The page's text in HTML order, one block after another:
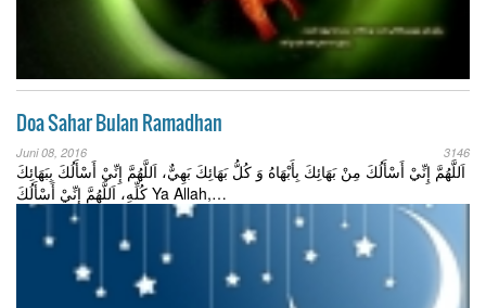
Doa Sahar Bulan Ramadhan
Juni 08, 2016 3146
اَللَّهُمَّ إِنِّيْ أَسْأَلُكَ مِنْ بَهَائِكَ بِأَبْهَاهُ وَ كُلُّ بَهَائِكَ بَهِيٌّ، اَللَّهُمَّ إِنِّيْ أَسْأَلُكَ بِبَهَائِكَ
كُلِّهِ، اَللَّهُمَّ إِنِّيْ أَسْأَلُكَ Ya Allah,…